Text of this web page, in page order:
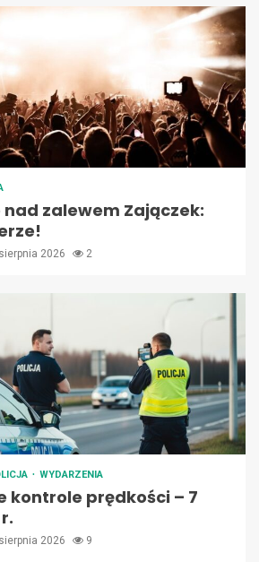
nad zalewem Zajączek:
2026 2
WYDARZENIA
kontrole prędkości – 7
2026 9